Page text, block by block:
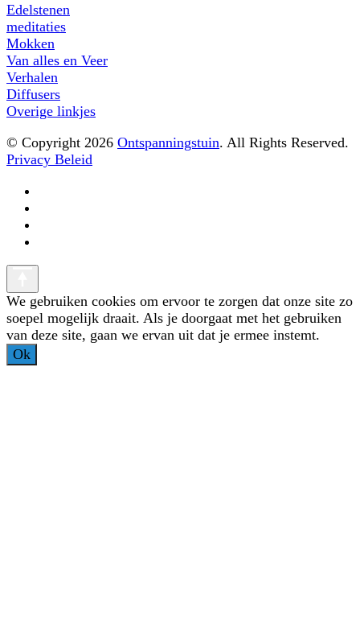
Edelstenen
meditaties
Mokken
Van alles en Veer
Verhalen
Diffusers
Overige linkjes
© Copyright 2026 Ontspanningstuin. All Rights Reserved.
Privacy Beleid
We gebruiken cookies om ervoor te zorgen dat onze site zo
soepel mogelijk draait. Als je doorgaat met het gebruiken
van deze site, gaan we ervan uit dat je ermee instemt.
Ok